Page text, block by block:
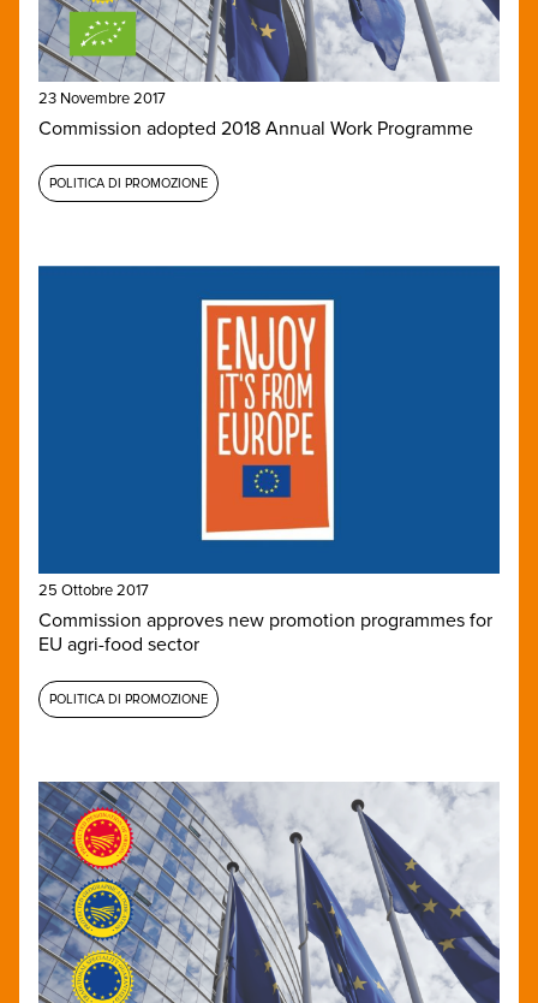
23 Novembre 2017
Commission adopted 2018 Annual Work Programme
POLITICA DI PROMOZIONE
25 Ottobre 2017
Commission approves new promotion programmes for
EU agri-food sector
POLITICA DI PROMOZIONE